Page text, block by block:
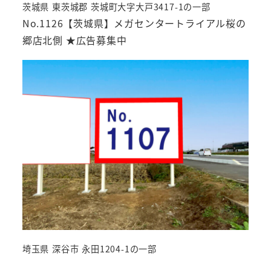
No.1126【茨城県】メガセンタートライアル桜の
郷店北側 ★広告募集中
茨城県 東茨城郡 茨城町大字大戸3417-1の一部
埼玉県 深谷市 永田1204-1の一部